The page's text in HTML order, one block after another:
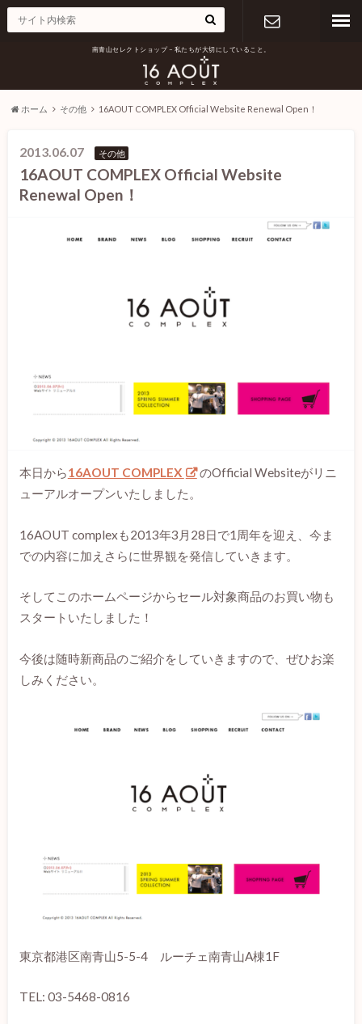
南青山セレクトショップ – 私たちが大切にしていること。
ホーム その他 16AOUT COMPLEX Official Website Renewal Open！
2013.06.07 その他
16AOUT COMPLEX Official Website
Renewal Open！
本日から16AOUT COMPLEX
のOfficial Websiteがリニ
ューアルオープンいたしました。
16AOUT complexも2013年3月28日で1周年を迎え、今ま
での内容に加えさらに世界観を発信していきます。
そしてこのホームページからセール対象商品のお買い物も
スタートいたしました！
今後は随時新商品のご紹介をしていきますので、ぜひお楽
しみください。
東京都港区南青山5-5-4 ルーチェ南青山A棟1F
TEL: 03-5468-0816